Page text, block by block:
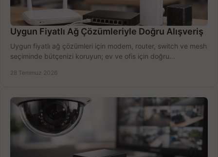
Uygun Fiyatlı Ağ Çözümleriyle Doğru Alışveriş
Uygun fiyatlı ağ çözümleri için modem, router, switch ve mesh
seçiminde bütçenizi koruyun; ev ve ofis için doğru
28 Temmuz 2026